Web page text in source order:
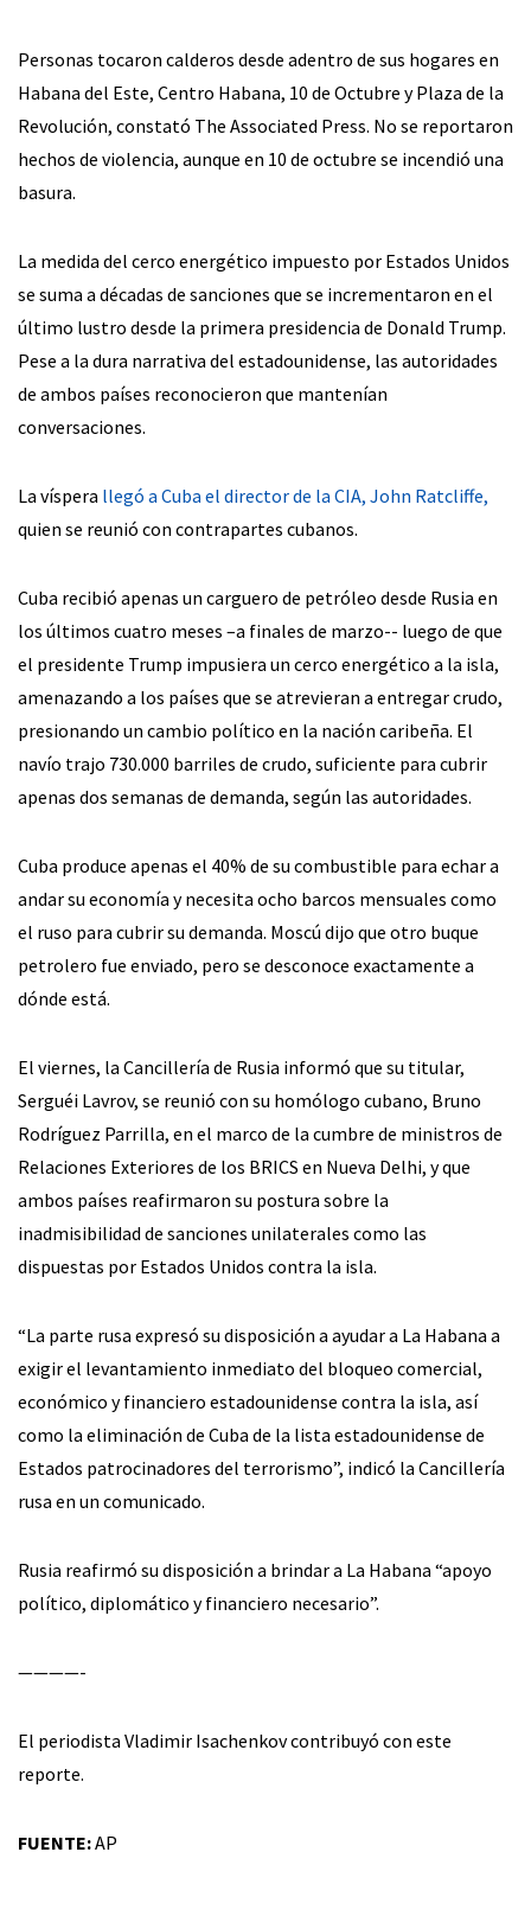
Personas tocaron calderos desde adentro de sus hogares en
Habana del Este, Centro Habana, 10 de Octubre y Plaza de la
Revolución, constató The Associated Press. No se reportaron
hechos de violencia, aunque en 10 de octubre se incendió una
basura.
La medida del cerco energético impuesto por Estados Unidos
se suma a décadas de sanciones que se incrementaron en el
último lustro desde la primera presidencia de Donald Trump.
Pese a la dura narrativa del estadounidense, las autoridades
de ambos países reconocieron que mantenían
conversaciones.
La víspera llegó a Cuba el director de la CIA, John Ratcliffe,
quien se reunió con contrapartes cubanos.
Cuba recibió apenas un carguero de petróleo desde Rusia en
los últimos cuatro meses –a finales de marzo-- luego de que
el presidente Trump impusiera un cerco energético a la isla,
amenazando a los países que se atrevieran a entregar crudo,
presionando un cambio político en la nación caribeña. El
navío trajo 730.000 barriles de crudo, suficiente para cubrir
apenas dos semanas de demanda, según las autoridades.
Cuba produce apenas el 40% de su combustible para echar a
andar su economía y necesita ocho barcos mensuales como
el ruso para cubrir su demanda. Moscú dijo que otro buque
petrolero fue enviado, pero se desconoce exactamente a
dónde está.
El viernes, la Cancillería de Rusia informó que su titular,
Serguéi Lavrov, se reunió con su homólogo cubano, Bruno
Rodríguez Parrilla, en el marco de la cumbre de ministros de
Relaciones Exteriores de los BRICS en Nueva Delhi, y que
ambos países reafirmaron su postura sobre la
inadmisibilidad de sanciones unilaterales como las
dispuestas por Estados Unidos contra la isla.
“La parte rusa expresó su disposición a ayudar a La Habana a
exigir el levantamiento inmediato del bloqueo comercial,
económico y financiero estadounidense contra la isla, así
como la eliminación de Cuba de la lista estadounidense de
Estados patrocinadores del terrorismo”, indicó la Cancillería
rusa en un comunicado.
Rusia reafirmó su disposición a brindar a La Habana “apoyo
político, diplomático y financiero necesario”.
————-
El periodista Vladimir Isachenkov contribuyó con este
reporte.
FUENTE:AP